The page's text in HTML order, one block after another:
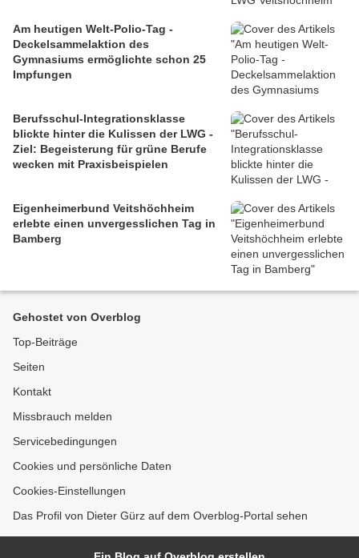
Am heutigen Welt-Polio-Tag -
Deckelsammelaktion des
Gymnasiums ermöglichte schon 25
Impfungen
Berufsschul-Integrationsklasse
blickte hinter die Kulissen der LWG -
Ziel: Begeisterung für grüne Berufe
wecken mit Praxisbeispielen
Eigenheimerbund Veitshöchheim
erlebte einen unvergesslichen Tag in
Bamberg
Gehostet von Overblog
Top-Beiträge
Seiten
Kontakt
Missbrauch melden
Servicebedingungen
Cookies und persönliche Daten
Cookies-Einstellungen
Das Profil von Dieter Gürz auf dem Overblog-Portal sehen